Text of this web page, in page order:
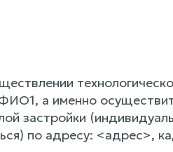
а именно
застройки
по адресу: <адрес>,